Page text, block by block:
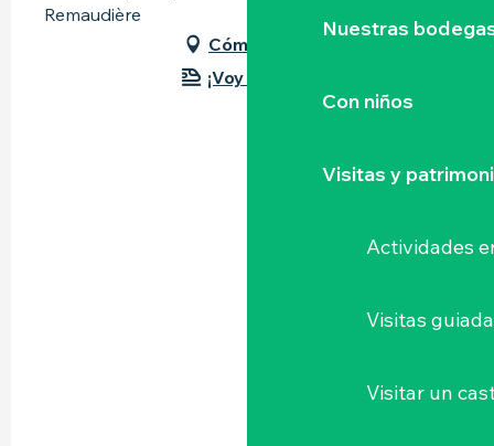
Nuestras
Con niños
Visitas y
Actividades
Visitas
Visitar un
Remaudière
Cómo llegar
¡Voy en tren!